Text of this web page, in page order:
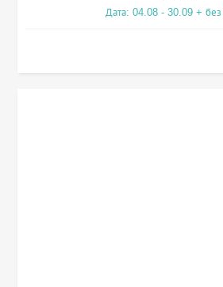
Дата: 04.08 - 30.09 + без